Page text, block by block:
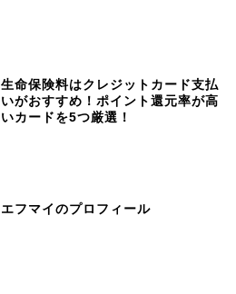
生命保険料はクレジットカード支払
いがおすすめ！ポイント還元率が高
いカードを5つ厳選！
エフマイのプロフィール